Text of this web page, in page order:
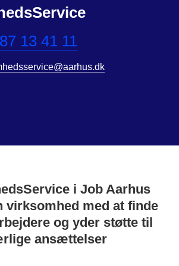
87 13 41 11
i Job Aarhus
virksomhed med at finde
og yder støtte til
ansættelser